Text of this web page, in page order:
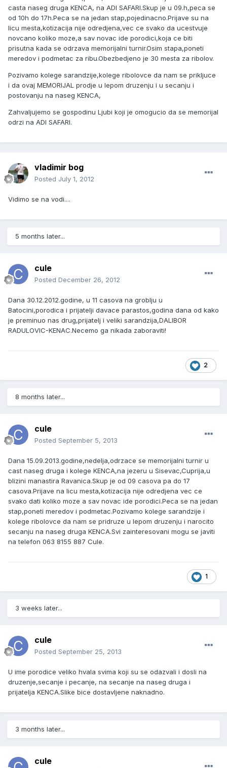
casta naseg druga KENCA, na ADI SAFARI.Skup je u 09.h,peca se
od 10h do 17h.Peca se na jedan stap,pojedinacno.Prijave su na
licu mesta,kotizacija nije odredjena,vec ce svako da ucestvuje
novcano koliko moze,a sav novac ide porodici,koja ce biti
prisutna kada se odrzava memorijalni turnir.Osim stapa,poneti
meredov i podmetac za ribu.Obezbedjeno je 30 mesta za ribolov.
Pozivamo kolege sarandzije,kolege ribolovce da nam se prikljuce
i da ovaj MEMORIJAL prodje u lepom druzenju i u secanju i
postovanju na naseg KENCA,
Zahvaljujemo se gospodinu Ljubi koji je omogucio da se memorijal
odrzi na ADI SAFARI.
vladimir bog
Posted July 1, 2012
Vidimo se na vodi....
5 months later...
cule
Posted December 26, 2012
Dana 30.12.2012.godine, u 11 casova na groblju u
Batocini,porodica i prijatelji davace parastos,godina dana od kako
je preminuo nas drug,prijatelj i veliki sarandzija,DALIBOR
RADULOVIC-KENAC.Necemo ga nikada zaboraviti!
2
8 months later...
cule
Posted September 5, 2013
Dana 15.09.2013.godine,nedelja,odrzace se memorijalni turnir u
cast naseg druga i kolege KENCA,na jezeru u Sisevac,Cuprija,u
blizini manastira Ravanica.Skup je od 09 casova pa do 17
casova.Prijave na licu mesta,kotizacija nije odredjena vec ce
svako dati koliko moze a sav novac ide porodici.Peca se na jedan
stap,poneti meredov i podmetac.Pozivamo kolege sarandzije i
kolege ribolovce da nam se pridruze u lepom druzenju i narocito
secanju na naseg druga KENCA.Svi zainteresovani mogu se javiti
na telefon 063 8155 887 Cule.
1
3 weeks later...
cule
Posted September 25, 2013
U ime porodice veliko hvala svima koji su se odazvali i dosli na
druzenje,secanje i pecanje, na secanje na naseg druga i
prijatelja KENCA.Slike bice dostavljene naknadno.
3 months later...
cule